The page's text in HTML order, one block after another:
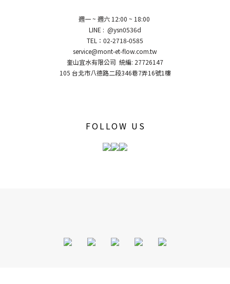
週一 ~ 週六 12:00 ~ 18:00
LINE : @ysn0536d
TEL：02-2718-0585
service@mont-et-flow.com.tw
奎山宜水有限公司 統編: 27726147
105 台北市八德路二段346巷7弄16號1樓
FOLLOW US